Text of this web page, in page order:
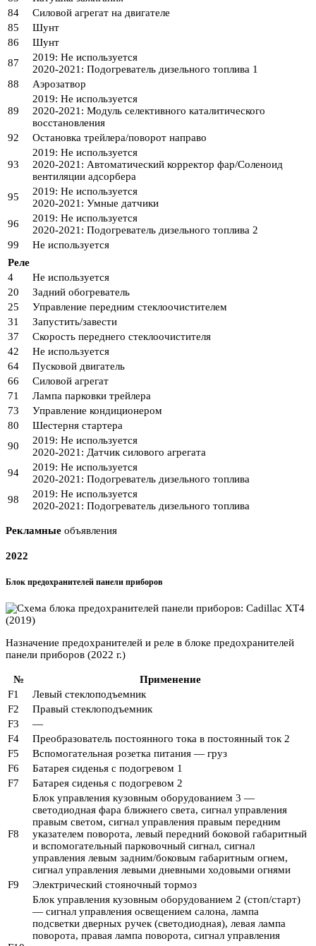
84
Силовой агрегат на двигателе
85
Шунт
86
Шунт
87
2019: Не используется
2020-2021: Подогреватель дизельного топлива 1
88
Аэрозатвор
89
2019: Не используется
2020-2021: Модуль селективного каталитического
восстановления
92
Остановка трейлера/поворот направо
93
2019: Не используется
2020-2021: Автоматический корректор фар/Соленоид
вентиляции адсорбера
95
2019: Не используется
2020-2021: Умные датчики
96
2019: Не используется
2020-2021: Подогреватель дизельного топлива 2
99
Не используется
Реле
4
Не используется
20
Задний обогреватель
25
Управление передним стеклоочистителем
31
Запустить/завести
37
Скорость переднего стеклоочистителя
42
Не используется
64
Пусковой двигатель
66
Силовой агрегат
71
Лампа парковки трейлера
73
Управление кондиционером
80
Шестерня стартера
90
2019: Не используется
2020-2021: Датчик силового агрегата
94
2019: Не используется
2020-2021: Подогреватель дизельного топлива
98
2019: Не используется
2020-2021: Подогреватель дизельного топлива
Рекламные объявления
2022
Блок предохранителей панели приборов
Назначение предохранителей и реле в блоке предохранителей
панели приборов (2022 г.)
№
Применение
F1
Левый стеклоподъемник
F2
Правый стеклоподъемник
F3
—
F4
Преобразователь постоянного тока в постоянный ток 2
F5
Вспомогательная розетка питания — груз
F6
Батарея сиденья с подогревом 1
F7
Батарея сиденья с подогревом 2
F8
Блок управления кузовным оборудованием 3 —
светодиодная фара ближнего света, сигнал управления
правым светом, сигнал управления правым передним
указателем поворота, левый передний боковой габаритный
и вспомогательный парковочный сигнал, сигнал
управления левым задним/боковым габаритным огнем,
сигнал управления левыми дневными ходовыми огнями
F9
Электрический стояночный тормоз
Блок управления кузовным оборудованием 2 (стоп/старт)
— сигнал управления освещением салона, лампа
подсветки дверных ручек (светодиодная), левая лампа
поворота, правая лампа поворота, сигнал управления